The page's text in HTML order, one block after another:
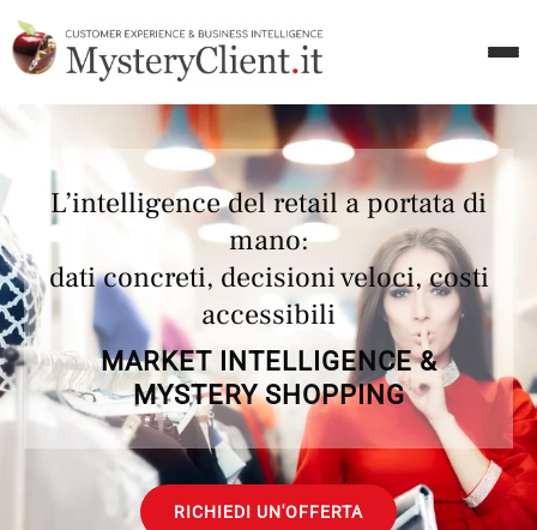
L’intelligence del retail a portata di
mano:
dati concreti, decisioni veloci, costi
accessibili
MARKET INTELLIGENCE &
MYSTERY SHOPPING
RICHIEDI UN'OFFERTA